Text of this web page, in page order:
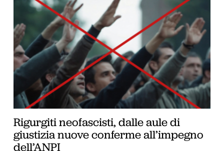
Rigurgiti neofascisti, dalle aule di
giustizia nuove conferme all’impegno
dell’ANPI